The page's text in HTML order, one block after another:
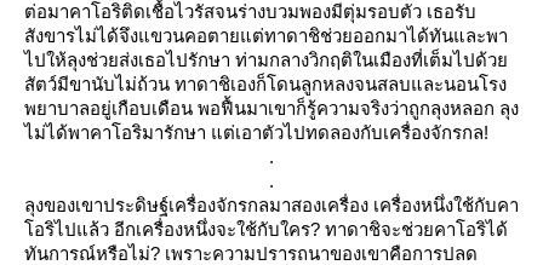
ต่อมาคาโอริติดเชื้อไวรัสจนร่างบวมพองมีตุ่มรอบตัว เธอรับ
สังขารไม่ได้จึงแขวนคอตายแต่ทาดาชิช่วยออกมาได้ทันและพา
ไปให้ลุงช่วยส่งเธอไปรักษา ท่ามกลางวิกฤติในเมืองที่เต็มไปด้ว
สัตว์มีขานับไม่ถ้วน ทาดาชิเองก็โดนลูกหลงจนสลบและนอนโรง
พยาบาลอยู่เกือบเดือน พอฟื้นมาเขาก็รู้ความจริงว่าถูกลุงหลอก ลุง
ไม่ได้พาคาโอริมารักษา แต่เอาตัวไปทดลองกับเครื่องจักรกล!
.
.
ลุงของเขาประดิษฐ์เครื่องจักรกลมาสองเครื่อง เครื่องหนึ่งใช้กับคา
อริไปแล้ว อีกเครื่องหนึ่งจะใช้กับใคร? ทาดาชิจะช่วยคาโอริได้
ทันการณ์หรือไม่? เพราะความปรารถนาของเขาคือการปลด